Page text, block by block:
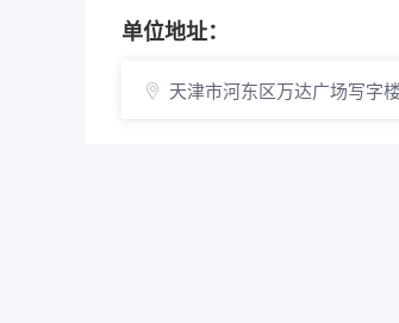
单位地址：
天津市河东区万达广场写字